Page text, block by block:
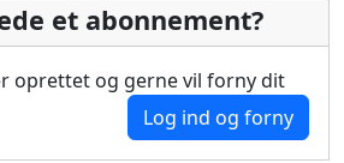
et abonnement?
oprettet og gerne vil forny dit
Log ind og forny